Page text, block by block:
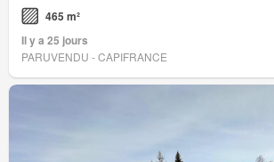
465 m²
Il y a 25 jours
PARUVENDU - CAPIFRANCE